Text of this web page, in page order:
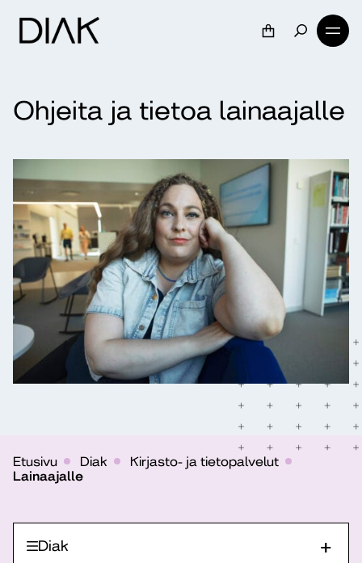
Ohjeita ja tietoa lainaajalle
Etusivu Diak
Kirjasto- ja tietopalvelut
Lainaajalle
Diak